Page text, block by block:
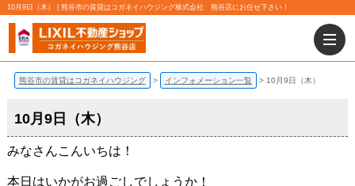
10月9日（木） | 熊谷市の賃貸はコガネイハウジング株式会社 熊谷店にお任せ下さい！
熊谷市の賃貸はコガネイハウジング インフォメーション一覧 10月9日（木）
10月9日（木）
みなさんこんいちは！
本日はいかがお過ごしでしょうか！